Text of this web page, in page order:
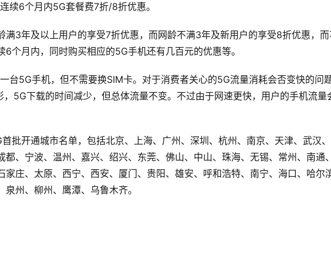
续6个月内5G套餐费7折/8折优惠。
满3年及以上用户的享受7折优惠，而网龄不满3年及新用户的享受8折优惠，
个月内，同时购买相应的5G手机还有几百元的优惠等。
台5G手机，但不需要换SIM卡。对于消费者关心的5G流量消耗会否变快的问题
，5G下载的时间减少，但总体流量不变。不过由于网速更快，用户的手机流量
批开通城市名单，包括北京、上海、广州、深圳、杭州、南京、天津、武汉
都、宁波、温州、嘉兴、绍兴、东莞、佛山、中山、珠海、无锡、常州、南通
庄、太原、西宁、西安、厦门、贵阳、雄安、呼和浩特、南宁、海口、哈尔滨
州、柳州、鹰潭、乌鲁木齐。